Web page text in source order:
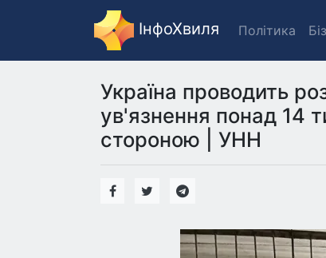
ІнфоХвиля Політика
Україна проводить
ув'язнення понад 14
стороною | УНН